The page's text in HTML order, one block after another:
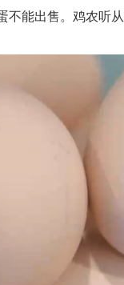
不能出售。鸡农听